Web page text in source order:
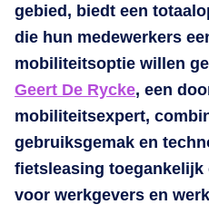
gebied, biedt een
die hun medewerkers
mobiliteitsoptie willen
Geert De Rycke, een
mobiliteitsexpert,
gebruiksgemak en
fietsleasing toegankelijk
voor werkgevers en